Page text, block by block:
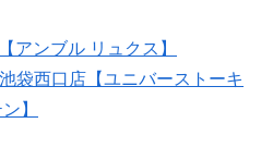
アンブル リュクス】
袋西口店【ユニバーストーキ
】